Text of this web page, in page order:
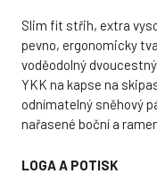
Slim fit střih, extra
pevno, ergonomicky
voděodolný
YKK na kapse na
odnímatelný sněhový
nařasené boční a
LOGA A POTISK